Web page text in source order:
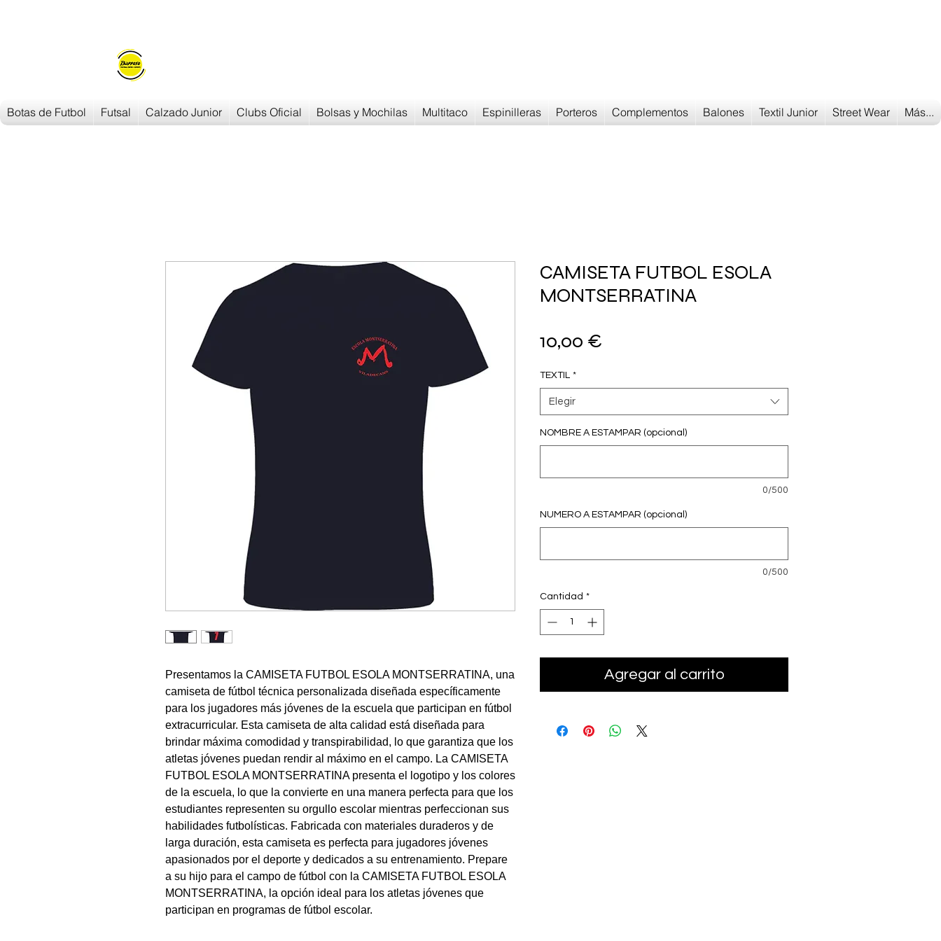
Presentamos la CAMISETA FUTBOL ESOLA MONTSERRATINA, una
camiseta de fútbol técnica personalizada diseñada específicamente
para los jugadores más jóvenes de la escuela que participan en fútbol
extracurricular. Esta camiseta de alta calidad está diseñada para
brindar máxima comodidad y transpirabilidad, lo que garantiza que los
atletas jóvenes puedan rendir al máximo en el campo. La CAMISETA
FUTBOL ESOLA MONTSERRATINA presenta el logotipo y los colores
de la escuela, lo que la convierte en una manera perfecta para que los
estudiantes representen su orgullo escolar mientras perfeccionan sus
habilidades futbolísticas. Fabricada con materiales duraderos y de
larga duración, esta camiseta es perfecta para jugadores jóvenes
apasionados por el deporte y dedicados a su entrenamiento. Prepare
a su hijo para el campo de fútbol con la CAMISETA FUTBOL ESOLA
MONTSERRATINA, la opción ideal para los atletas jóvenes que
participan en programas de fútbol escolar.
CAMISETA FUTBOL ESOLA
MONTSERRATINA
10,00 €
TEXTIL *
Elegir
NOMBRE A ESTAMPAR (opcional)
0/500
NUMERO A ESTAMPAR (opcional)
0/500
Cantidad *
Agregar al carrito
Botas de Futbol Futsal Calzado Junior Clubs Oficial Bolsas y Mochilas Multitaco Espinilleras Porteros Complementos Balones Textil Junior Street Wear Más...